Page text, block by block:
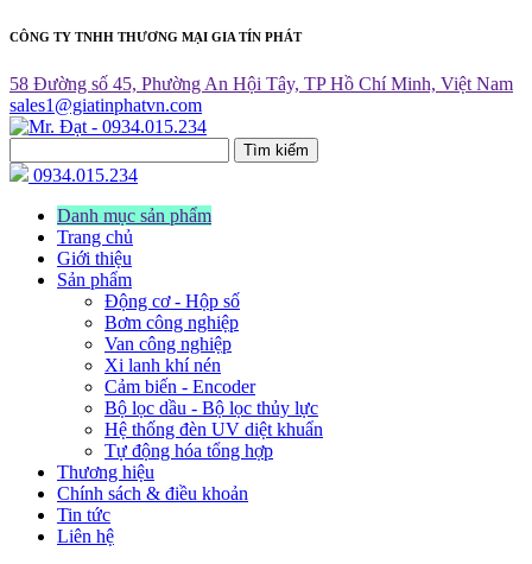
CÔNG TY TNHH THƯƠNG MẠI GIA TÍN PHÁT
58 Đường số 45, Phường An Hội Tây, TP Hồ Chí Minh, Việt Nam
sales1@giatinphatvn.com
Tìm kiếm
0934.015.234
Danh mục sản phẩm
Trang chủ
Giới thiệu
Sản phẩm
Động cơ - Hộp số
Bơm công nghiệp
Van công nghiệp
Xi lanh khí nén
Cảm biến - Encoder
Bộ lọc dầu - Bộ lọc thủy lực
Hệ thống đèn UV diệt khuẩn
Tự động hóa tổng hợp
Thương hiệu
Chính sách & điều khoản
Tin tức
Liên hệ